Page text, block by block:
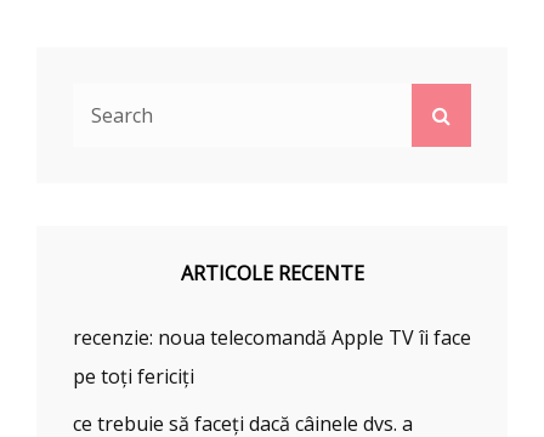
ARTICOLE RECENTE
recenzie: noua telecomandă Apple TV îi face
pe toți fericiți
ce trebuie să faceți dacă câinele dvs. a